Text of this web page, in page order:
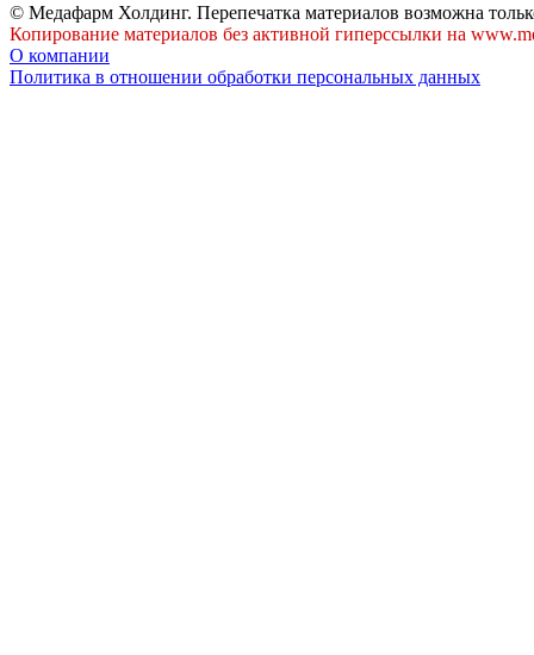
© Медафарм Холдинг. Перепечатка материалов возможна
Копирование материалов без активной гиперссылки на
О компании
Политика в отношении обработки персональных данных